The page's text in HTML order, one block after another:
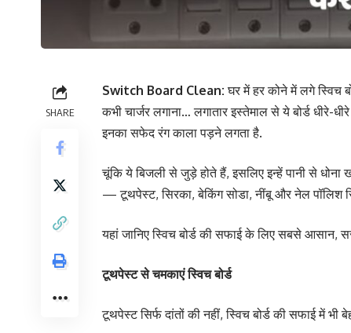
SHARE
Switch Board Clean:घर में हर कोने में लगे स्विच
कभी चार्जर लगाना… लगातार इस्तेमाल से ये बोर्ड धीरे-
इनका सफेद रंग काला पड़ने लगता है.
चूंकि ये बिजली से जुड़े होते हैं, इसलिए इन्हें पानी से
— टूथपेस्ट, सिरका, बेकिंग सोडा, नींबू और नेल पॉलिश
यहां जानिए स्विच बोर्ड की सफाई के लिए सबसे आसान,
टूथपेस्ट से चमकाएं स्विच बोर्ड
टूथपेस्ट सिर्फ दांतों की नहीं, स्विच बोर्ड की सफाई में भी